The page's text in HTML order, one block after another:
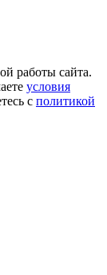
работы сайта.
условия
с политикой